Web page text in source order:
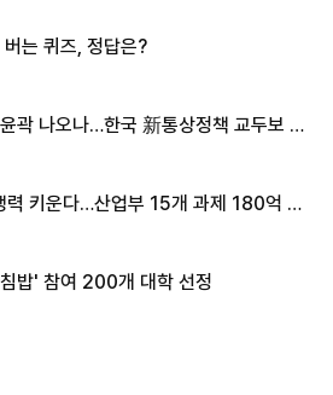
는 퀴즈, 정답은?
곽 나오나…한국 新통상정책 교두보 활
력 키운다…산업부 15개 과제 180억 지
밥' 참여 200개 대학 선정